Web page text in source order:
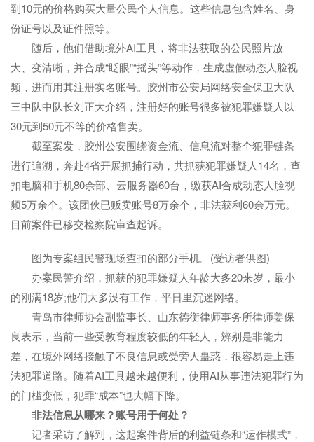
到10元的价格购买大量公民个人信息。这些信息包含姓名、身
份证号以及证件照等。
随后，他们借助境外AI工具，将非法获取的公民照片放
大、变清晰，并合成“眨眼”“摇头”等动作，生成虚假动态人脸视
频，进而用其注册实名账号。胶州市公安局网络安全保卫大队
三中队中队长刘正大介绍，注册好的账号很多被犯罪嫌疑人以
30元到50元不等的价格售卖。
截至案发，胶州公安围绕资金流、信息流对整个犯罪链条
进行追溯，奔赴4省开展抓捕行动，共抓获犯罪嫌疑人14名，查
扣电脑和手机80余部、云服务器60台，缴获AI合成动态人脸视
频5万余个。该团伙已贩卖账号8万余个，非法获利60余万元。
目前案件已移交检察院审查起诉。
图为专案组民警现场查扣的部分手机。(受访者供图)
办案民警介绍，抓获的犯罪嫌疑人年龄大多20来岁，最小
的刚满18岁;他们大多没有工作，平日里沉迷网络。
青岛市律师协会副监事长、山东德衡律师事务所律师姜保
良表示，当前一些受教育程度较低的年轻人，辨别是非能力
差，在境外网络接触了不良信息或受旁人蛊惑，很容易走上违
法犯罪道路。随着AI工具越来越便利，使用AI从事违法犯罪行为
的门槛变低，犯罪“成本”也大幅下降。
非法信息从哪来？账号用于何处？
记者采访了解到，这起案件背后的利益链条和“运作模式”，